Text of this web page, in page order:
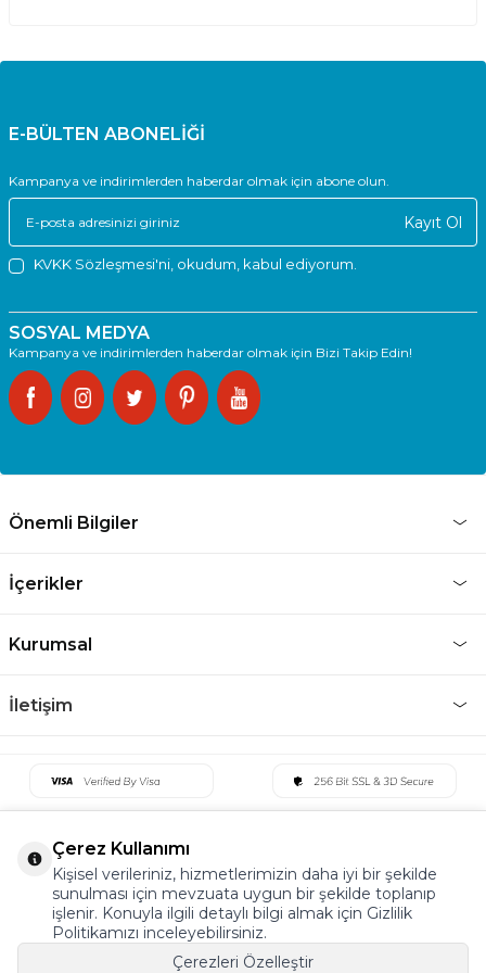
E-BÜLTEN ABONELİĞİ
Kampanya ve indirimlerden haberdar olmak için abone olun.
Kayıt Ol
KVKK Sözleşmesi'ni, okudum, kabul ediyorum.
SOSYAL MEDYA
Kampanya ve indirimlerden haberdar olmak için Bizi Takip Edin!
Önemli Bilgiler
İçerikler
Kurumsal
İletişim
Çerez Kullanımı
Kişisel verileriniz, hizmetlerimizin daha iyi bir şekilde
sunulması için mevzuata uygun bir şekilde toplanıp
işlenir. Konuyla ilgili detaylı bilgi almak için Gizlilik
Politikamızı inceleyebilirsiniz.
Çerezleri Özelleştir